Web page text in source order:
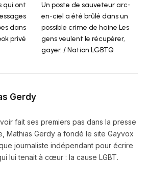
qui ont
dans
privé
Un poste de sauveteur arc-
en-ciel a été brûlé dans un
possible crime de haine Les
gens veulent le récupérer,
gayer. / Nation LGBTQ
Gerdy
fait ses premiers pas dans la presse
Mathias Gerdy a fondé le site Gayvox
journaliste indépendant pour écrire
lui tenait à cœur : la cause LGBT.